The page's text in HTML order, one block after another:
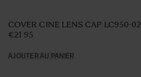
COVER CINE LENS CAP LC950-02
€21 95
AJOUTER AU PANIER